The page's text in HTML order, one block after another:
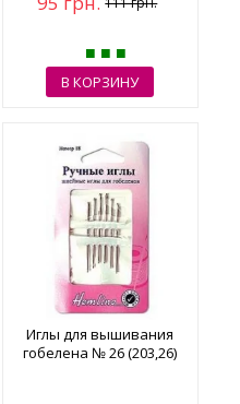
В КОРЗИНУ
Иглы для вышивания
гобелена № 26 (203,26)